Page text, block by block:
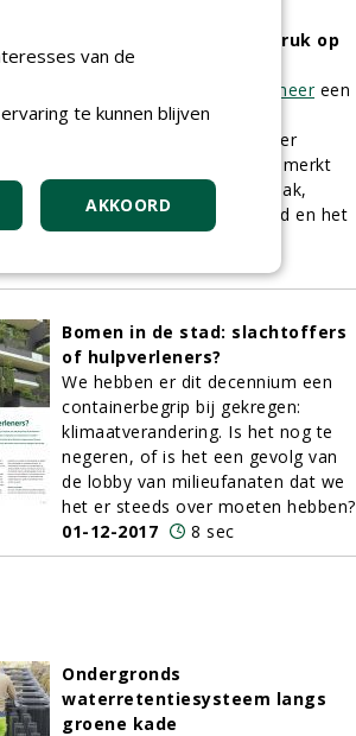
Versnipperen met een druk op
de knop
Vermeereen
hakselaar speciaal voor de
Europese markt: de Vermeer
BC190XL. De BC190XL kenmerkt
zich door zijn gebruiksgemak,
minimaal routineonderhoud en het
efficiënte invoersysteem.
Bomen in de stad: slachtoffers
of hulpverleners?
We hebben er dit decennium een
containerbegrip bij gekregen:
klimaatverandering. Is het nog te
negeren, of is het een gevolg van
de lobby van milieufanaten dat we
het er steeds over moeten hebben?
01-12-2017
8 sec
Ondergronds
waterretentiesysteem langs
groene kade
van de
te kunnen blijven
AKKOORD